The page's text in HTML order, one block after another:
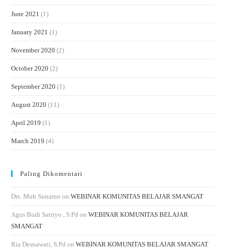
June 2021 (1)
January 2021 (1)
November 2020 (2)
October 2020 (2)
September 2020 (1)
August 2020 (11)
April 2019 (1)
March 2019 (4)
Paling Dikomentari
Drs. Muh Sunarno onWEBINAR KOMUNITAS BELAJAR SMANGAT
Agus Budi Satriyo , S.Pd onWEBINAR KOMUNITAS BELAJAR
SMANGAT
Ria Desnawati, S.Pd onWEBINAR KOMUNITAS BELAJAR SMANGAT